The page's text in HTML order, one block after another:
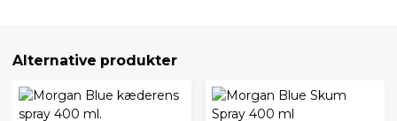
Alternative produkter